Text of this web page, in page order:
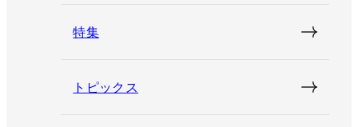
特集
トピックス